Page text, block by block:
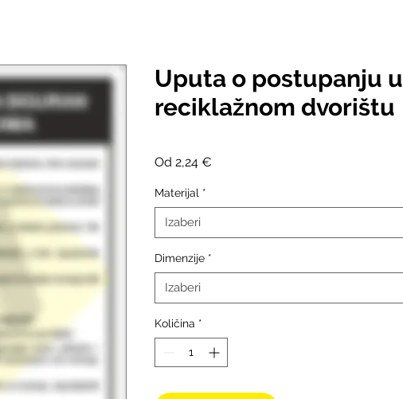
Uputa o postupanju u
reciklažnom dvorištu
Od 2,24 €
Materijal *
Izaberi
Dimenzije *
Izaberi
Količina *